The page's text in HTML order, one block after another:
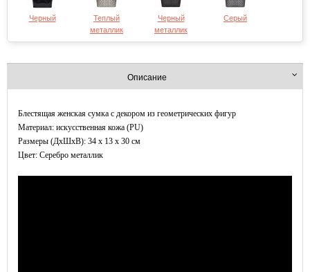
Черный
Теплый
металлик
Черный
металлик
Серый
Описание
Блестящая женская сумка с декором из геометрических фигур
Материал: искусственная кожа (PU)
Размеры (ДxШхВ): 34 x 13 x 30 см
Цвет: Серебро металлик